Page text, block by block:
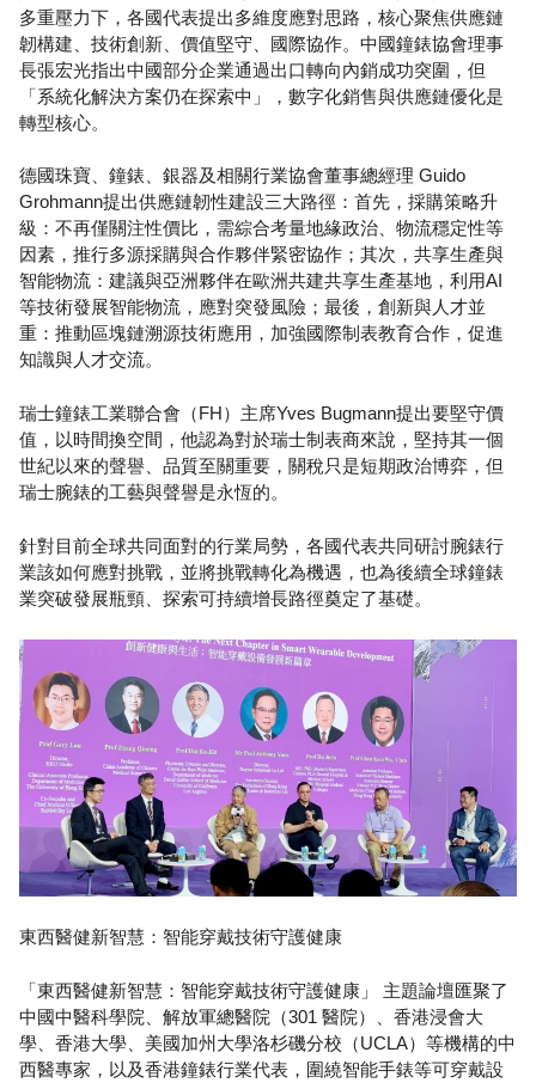
多重壓力下，各國代表提出多維度應對思路，核心聚焦供應鏈
韌構建、技術創新、價值堅守、國際協作。中國鐘錶協會理事
長張宏光指出中國部分企業通過出口轉向內銷成功突圍，但
「系統化解決方案仍在探索中」，數字化銷售與供應鏈優化是
轉型核心。
德國珠寶、鐘錶、銀器及相關行業協會董事總經理 Guido
Grohmann提出供應鏈韌性建設三大路徑：首先，採購策略升
級：不再僅關注性價比，需綜合考量地緣政治、物流穩定性等
因素，推行多源採購與合作夥伴緊密協作；其次，共享生產與
智能物流：建議與亞洲夥伴在歐洲共建共享生產基地，利用AI
等技術發展智能物流，應對突發風險；最後，創新與人才並
重：推動區塊鏈溯源技術應用，加強國際制表教育合作，促進
知識與人才交流。
瑞士鐘錶工業聯合會（FH）主席Yves Bugmann提出要堅守價
值，以時間換空間，他認為對於瑞士制表商來說，堅持其一個
世紀以來的聲譽、品質至關重要，關稅只是短期政治博弈，但
瑞士腕錶的工藝與聲譽是永恆的。
針對目前全球共同面對的行業局勢，各國代表共同研討腕錶行
業該如何應對挑戰，並將挑戰轉化為機遇，也為後續全球鐘錶
業突破發展瓶頸、探索可持續增長路徑奠定了基礎。
東西醫健新智慧：智能穿戴技術守護健康
「東西醫健新智慧：智能穿戴技術守護健康」 主題論壇匯聚了
中國中醫科學院、解放軍總醫院（301 醫院）、香港浸會大
學、香港大學、美國加州大學洛杉磯分校（UCLA）等機構的中
西醫專家，以及香港鐘錶行業代表，圍繞智能手錶等可穿戴設